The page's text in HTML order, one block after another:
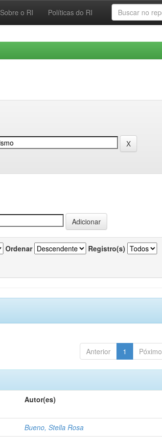
Sobre o RI Políticas do RI
Ordenar Registro(s)
Anterior 1 Póximo
Autor(es)
Bueno, Stella Rosa